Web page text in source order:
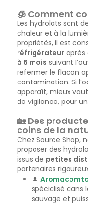
🧊 Comment
Les hydrolats sont
chaleur et à la
propriétés, il est
réfrigérateur après
à 6 mois suivant
refermer le flacon
contamination. Si
apparaît, mieux
de vigilance, pour
🏡Des
coins de la
Chez Source Shop,
proposer des
issus de petites
partenaires
🌲
spécialisé dans
sauvage et